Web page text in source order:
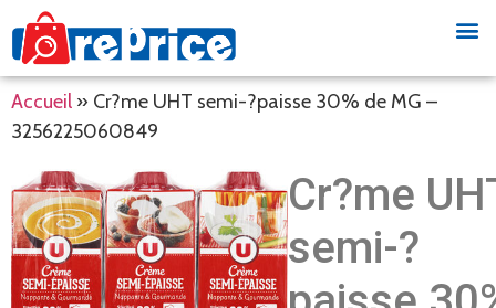
Accueil » Cr?me UHT semi-?paisse 30% de MG –
3256225060849
Cr?me
semi-?